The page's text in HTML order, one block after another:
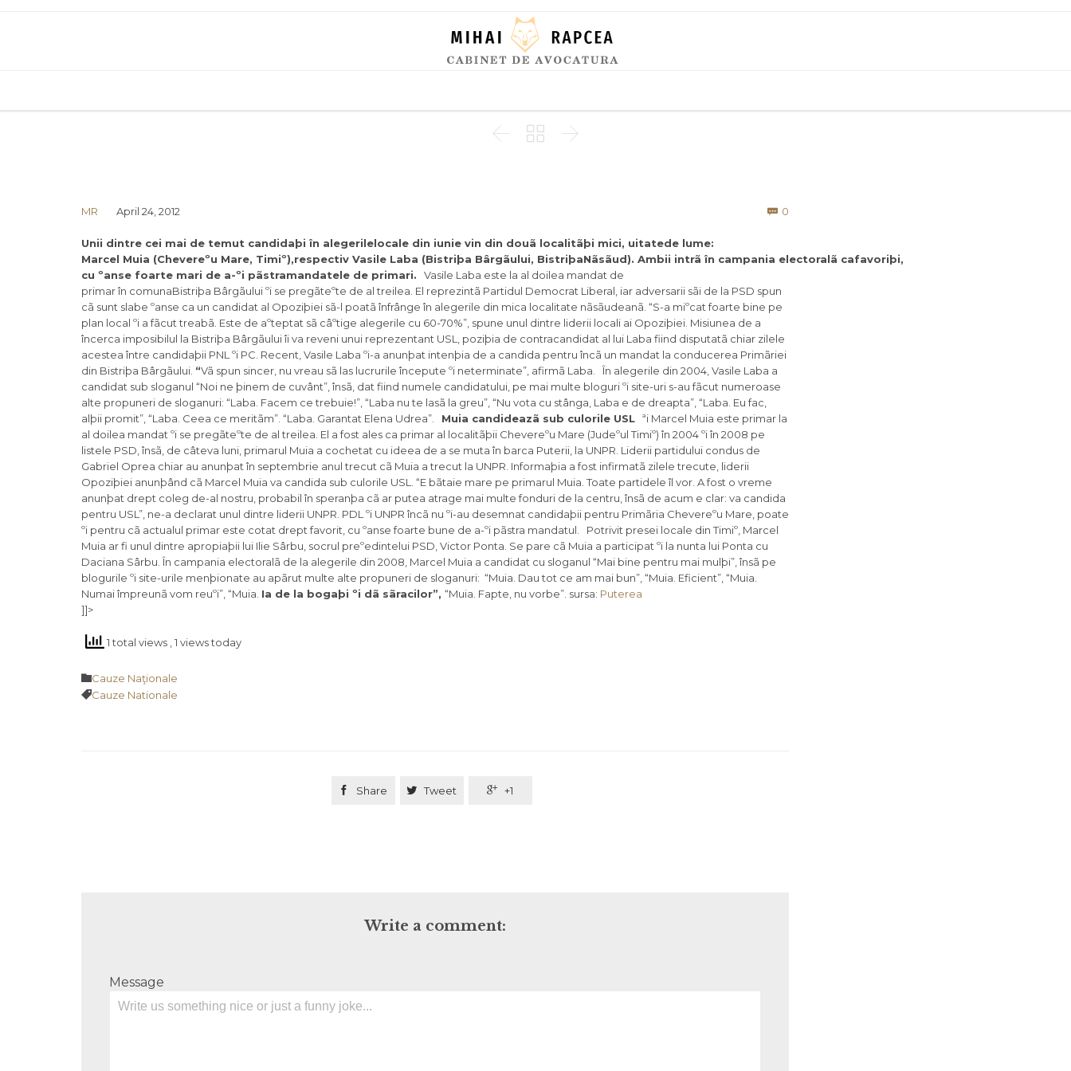
content
  
MR April 24, 2012  0
Unii dintre cei mai de temut candidaþi în alegerilelocale din iunie vin din douã localitãþi mici, uitatede lume:
Marcel Muia (Chevereºu Mare, Timiº),respectiv Vasile Laba (Bistriþa Bârgãului, BistriþaNãsãud). Ambii intrã în campania electoralã cafavoriþi,
cu ºanse foarte mari de a-ºi pãstramandatele de primari. Vasile Laba este la al doilea mandat de
primar în comunaBistriþa Bârgãului ºi se pregãteºte de al treilea. El reprezintã Partidul Democrat Liberal, iar adversarii sãi de la PSD spun
cã sunt slabe ºanse ca un candidat al Opoziþiei sã-l poatã înfrânge în alegerile din mica localitate nãsãudeanã. “S-a miºcat foarte bine pe
plan local ºi a fãcut treabã. Este de aºteptat sã câºtige alegerile cu 60-70%”, spune unul dintre liderii locali ai Opoziþiei. Misiunea de a
încerca imposibilul la Bistriþa Bârgãului îi va reveni unui reprezentant USL, poziþia de contracandidat al lui Laba fiind disputatã chiar zilele
acestea între candidaþii PNL ºi PC. Recent, Vasile Laba ºi-a anunþat intenþia de a candida pentru încã un mandat la conducerea Primãriei
din Bistriþa Bârgãului. “Vã spun sincer, nu vreau sã las lucrurile începute ºi neterminate”, afirmã Laba. În alegerile din 2004, Vasile Laba a
candidat sub sloganul “Noi ne þinem de cuvânt”, însã, dat fiind numele candidatului, pe mai multe bloguri ºi site-uri s-au fãcut numeroase
alte propuneri de sloganuri: “Laba. Facem ce trebuie!”, “Laba nu te lasã la greu”, “Nu vota cu stânga, Laba e de dreapta”, “Laba. Eu fac,
alþii promit”, “Laba. Ceea ce meritãm”. “Laba. Garantat Elena Udrea”. Muia candideazã sub culorile USL ªi Marcel Muia este primar la
al doilea mandat ºi se pregãteºte de al treilea. El a fost ales ca primar al localitãþii Chevereºu Mare (Judeºul Timiº) în 2004 ºi în 2008 pe
listele PSD, însã, de câteva luni, primarul Muia a cochetat cu ideea de a se muta în barca Puterii, la UNPR. Liderii partidului condus de
Gabriel Oprea chiar au anunþat în septembrie anul trecut cã Muia a trecut la UNPR. Informaþia a fost infirmatã zilele trecute, liderii
Opoziþiei anunþând cã Marcel Muia va candida sub culorile USL. “E bãtaie mare pe primarul Muia. Toate partidele îl vor. A fost o vreme
anunþat drept coleg de-al nostru, probabil în speranþa cã ar putea atrage mai multe fonduri de la centru, însã de acum e clar: va candida
pentru USL”, ne-a declarat unul dintre liderii UNPR. PDL ºi UNPR încã nu ºi-au desemnat candidaþii pentru Primãria Chevereºu Mare, poate
ºi pentru cã actualul primar este cotat drept favorit, cu ºanse foarte bune de a-ºi pãstra mandatul. Potrivit presei locale din Timiº, Marcel
Muia ar fi unul dintre apropiaþii lui Ilie Sârbu, socrul preºedintelui PSD, Victor Ponta. Se pare cã Muia a participat ºi la nunta lui Ponta cu
Daciana Sârbu. În campania electoralã de la alegerile din 2008, Marcel Muia a candidat cu sloganul “Mai bine pentru mai mulþi”, însã pe
blogurile ºi site-urile menþionate au apãrut multe alte propuneri de sloganuri: “Muia. Dau tot ce am mai bun”, “Muia. Eficient”, “Muia.
Numai împreunã vom reuºi”, “Muia. Ia de la bogaþi ºi dã sãracilor”, “Muia. Fapte, nu vorbe”. sursa: Puterea
]]>
1 total views , 1 views today
Category
Cauze Naţionale
Tags
Cauze Nationale
 Share  Tweet  +1
Write a comment:
Message